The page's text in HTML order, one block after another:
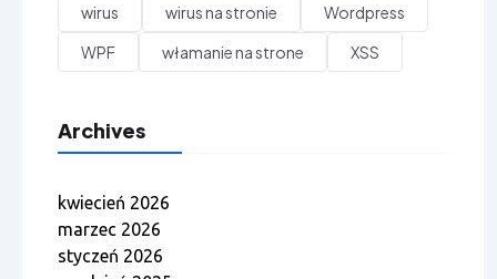
wirus
wirus na stronie
Wordpress
WPF
włamanie na strone XSS
Archives
kwiecień 2026
marzec 2026
styczeń 2026